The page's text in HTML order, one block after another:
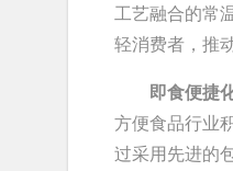
工艺融合的常
轻消费者，推
即食便捷
方便食品行业
过采用先进的